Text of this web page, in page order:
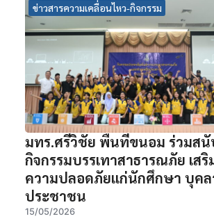
ข่าวสารความเคลื่อนไหว-กิจกรรม
มทร.ศรีวิชัย พื้นที่ขนอม ร่วมส
กิจกรรมบรรเทาสาธารณภัย เส
ความปลอดภัยแก่นักศึกษา บุคล
ประชาชน
15/05/2026